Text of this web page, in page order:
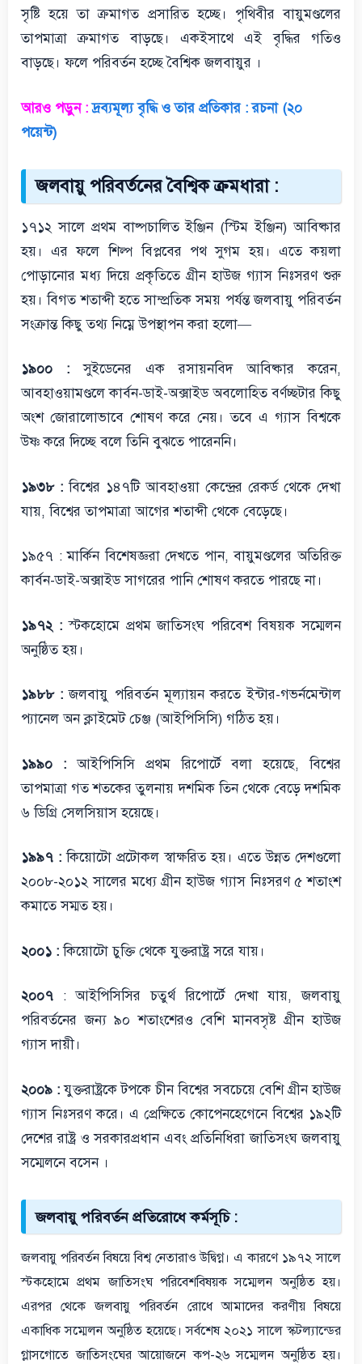
সৃষ্টি হয়ে তা ক্রমাগত প্রসারিত হচ্ছে। পৃথিবীর বায়ুমণ্ডলের
তাপমাত্রা ক্রমাগত বাড়ছে। একইসাথে এই বৃদ্ধির গতিও
বাড়ছে। ফলে পরিবর্তন হচ্ছে বৈশ্বিক জলবায়ুর ।
আরও পড়ুন : দ্রব্যমূল্য বৃদ্ধি ও তার প্রতিকার : রচনা (২০
পয়েন্ট)
জলবায়ু পরিবর্তনের বৈশ্বিক ক্রমধারা :
১৭১২ সালে প্রথম বাষ্পচালিত ইঞ্জিন (স্টিম ইঞ্জিন) আবিষ্কার
হয়। এর ফলে শিল্প বিপ্লবের পথ সুগম হয়। এতে কয়লা
পোড়ানোর মধ্য দিয়ে প্রকৃতিতে গ্রীন হাউজ গ্যাস নিঃসরণ শুরু
হয়। বিগত শতাব্দী হতে সাম্প্রতিক সময় পর্যন্ত জলবায়ু পরিবর্তন
সংক্রান্ত কিছু তথ্য নিম্নে উপস্থাপন করা হলো—
১৯০০ : সুইডেনের এক রসায়নবিদ আবিষ্কার করেন,
আবহাওয়ামণ্ডলে কার্বন-ডাই-অক্সাইড অবলোহিত বর্ণচ্ছটার কিছু
অংশ জোরালোভাবে শোষণ করে নেয়। তবে এ গ্যাস বিশ্বকে
উষ্ণ করে দিচ্ছে বলে তিনি বুঝতে পারেননি।
১৯৩৮ : বিশ্বের ১৪৭টি আবহাওয়া কেন্দ্রের রেকর্ড থেকে দেখা
যায়, বিশ্বের তাপমাত্রা আগের শতাব্দী থেকে বেড়েছে।
১৯৫৭ : মার্কিন বিশেষজ্ঞরা দেখতে পান, বায়ুমণ্ডলের অতিরিক্ত
কার্বন-ডাই-অক্সাইড সাগরের পানি শোষণ করতে পারছে না।
১৯৭২ :স্টকহোমে প্রথম জাতিসংঘ পরিবেশ বিষয়ক সম্মেলন
অনুষ্ঠিত হয়।
১৯৮৮ : জলবায়ু পরিবর্তন মূল্যায়ন করতে ইন্টার-গভর্নমেন্টাল
প্যানেল অন ক্লাইমেট চেঞ্জ (আইপিসিসি) গঠিত হয়।
১৯৯০ : আইপিসিসি প্রথম রিপোর্টে বলা হয়েছে, বিশ্বের
তাপমাত্রা গত শতকের তুলনায় দশমিক তিন থেকে বেড়ে দশমিক
৬ ডিগ্রি সেলসিয়াস হয়েছে।
১৯৯৭ : কিয়োটো প্রটোকল স্বাক্ষরিত হয়। এতে উন্নত দেশগুলো
২০০৮-২০১২ সালের মধ্যে গ্রীন হাউজ গ্যাস নিঃসরণ ৫ শতাংশ
কমাতে সম্মত হয়।
২০০১ :কিয়োটো চুক্তি থেকে যুক্তরাষ্ট্র সরে যায়।
২০০৭ : আইপিসিসির চতুর্থ রিপোর্টে দেখা যায়, জলবায়ু
পরিবর্তনের জন্য ৯০ শতাংশেরও বেশি মানবসৃষ্ট গ্রীন হাউজ
গ্যাস দায়ী।
২০০৯ :যুক্তরাষ্ট্রকে টপকে চীন বিশ্বের সবচেয়ে বেশি গ্রীন হাউজ
গ্যাস নিঃসরণ করে। এ প্রেক্ষিতে কোপেনহেগেনে বিশ্বের ১৯২টি
দেশের রাষ্ট্র ও সরকারপ্রধান এবং প্রতিনিধিরা জাতিসংঘ জলবায়ু
সম্মেলনে বসেন ।
জলবায়ু পরিবর্তন প্রতিরোধে কর্মসূচি :
জলবায়ু পরিবর্তন বিষয়ে বিশ্ব নেতারাও উদ্বিগ্ন। এ কারণে ১৯৭২ সালে
স্টকহোমে প্রথম জাতিসংঘ পরিবেশবিষয়ক সম্মেলন অনুষ্ঠিত হয়।
এরপর থেকে জলবায়ু পরিবর্তন রোধে আমাদের করণীয় বিষয়ে
একাধিক সম্মেলন অনুষ্ঠিত হয়েছে।সর্বশেষ ২০২১ সালে স্কটল্যান্ডের
গ্লাসগোতে জাতিসংঘের আয়োজনে কপ-২৬ সম্মেলন অনুষ্ঠিত হয়।